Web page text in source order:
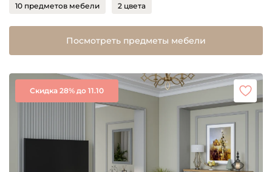
10 предметов мебели 2 цвета
Посмотреть предметы мебели
Скидка 28% до 11.10